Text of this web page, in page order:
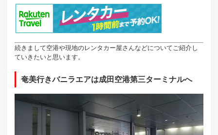
続きまして空港や現地のレンタカー屋さんなどについてご紹介し
ていきたいと思います。
奄美行きバニラエアは成田空港第三ターミナルへ